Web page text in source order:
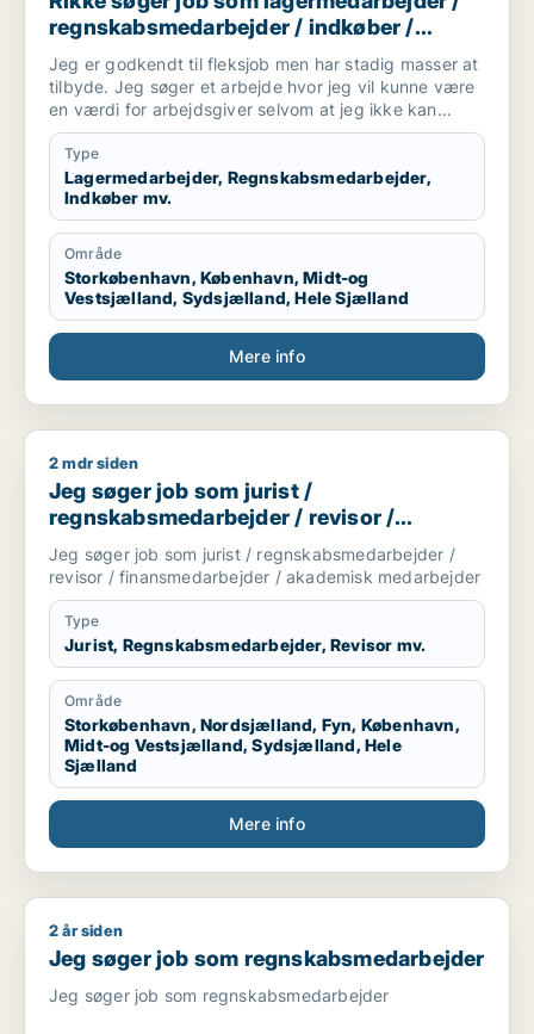
regnskabsmedarbejder / indkøber /
receptionist / maskintekniker
Jeg er godkendt til fleksjob men har stadig masser at
tilbyde. Jeg søger et arbejde hvor jeg vil kunne være
en værdi for arbejdsgiver selvom at jeg ikke kan
arbejde i en fuldtidsstilling. Jeg er ikke bleg for at
prøve noget nyt og søger derfor ikke kun inde for en
bestemt branche
Type
Lagermedarbejder, Regnskabsmedarbejder,
Indkøber mv.
Område
Storkøbenhavn, København, Midt-og
Vestsjælland, Sydsjælland, Hele Sjælland
Mere info
Jeg søger job som jurist / regnskabsmedarbejder / revisor
2 mdr siden
Jeg søger job som jurist /
regnskabsmedarbejder / revisor /
finansmedarbejder / akademisk
medarbejder
Jeg søger job som jurist / regnskabsmedarbejder /
revisor / finansmedarbejder / akademisk medarbejder
Type
Jurist, Regnskabsmedarbejder, Revisor mv.
Område
Storkøbenhavn, Nordsjælland, Fyn, København,
Midt-og Vestsjælland, Sydsjælland, Hele
Sjælland
Mere info
Jeg søger job som regnskabsmedarbejder
2 år siden
Jeg søger job som regnskabsmedarbejder
Jeg søger job som regnskabsmedarbejder